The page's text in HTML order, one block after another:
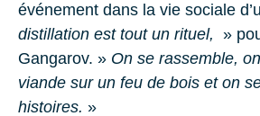
événement dans la vie sociale
distillation est tout un rituel, »
Gangarov. » On se rassemble,
viande sur un feu de bois et on
histoires. »